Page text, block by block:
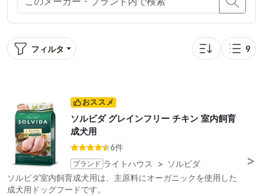
フィルタ
並び替え:
表示
9
おススメ
ソルビダ グレインフリー チキン 室内飼育
成犬用
6件
ブランド ライトハウス >
ソルビダ
ソルビダ室内飼育成犬用は、主原料にオーガニックを使用した
成犬用ドッグフードです。